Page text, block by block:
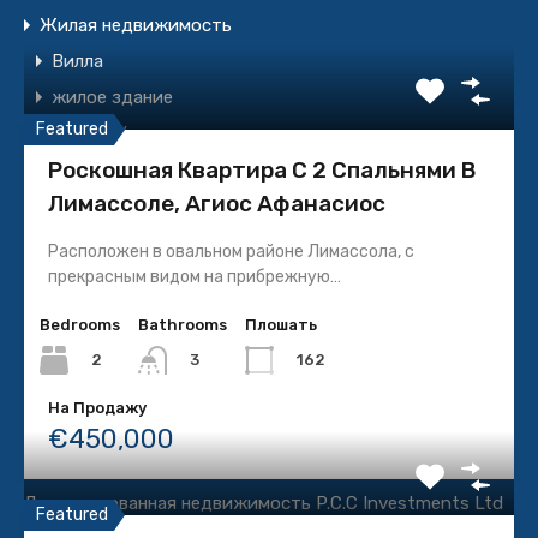
Рекомендуемая Недвижимость
Featured
Роскошная Квартира С 2 Спальнями В
Лимассоле, Агиос Афанасиос
Расположен в овальном районе Лимассола, с
прекрасным видом на прибрежную…
Bedrooms
2
Bathrooms
3
Плошать
162
На Продажу
€450,000
Featured
Жилая недвижимость
Вилла
жилое здание
Жилой Участок
Квартира
Коммерческий
Здание
Коммерческий участок
Офис
Лицензия
Лицензированная недвижимость P.C.C Investments Ltd